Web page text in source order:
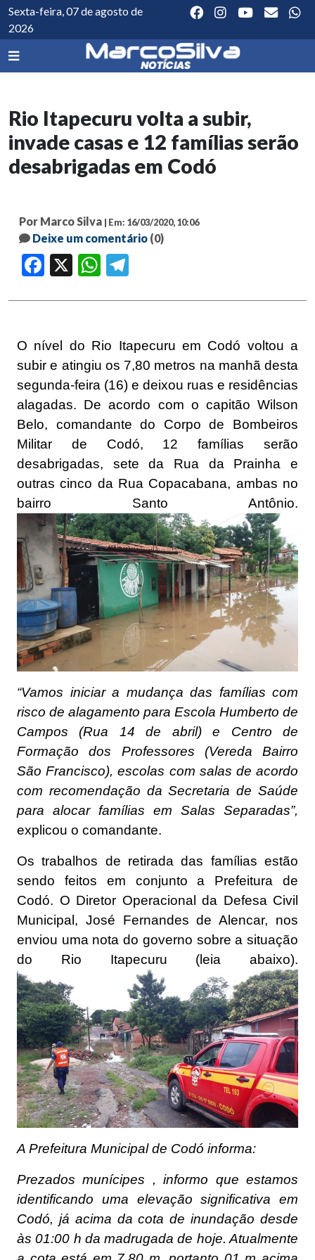
Sexta-feira, 07 de agosto de
2026
Rio Itapecuru volta a subir,
invade casas e 12 famílias serão
desabrigadas em Codó
Por Marco Silva | Em: 16/03/2020, 10:06
Deixe um comentário (0)
Facebook WhatsApp
O nível do Rio Itapecuru em Codó voltou a
subir e atingiu os 7,80 metros na manhã desta
segunda-feira (16) e deixou ruas e residências
alagadas. De acordo com o capitão Wilson
Belo, comandante do Corpo de Bombeiros
Militar de Codó, 12 famílias serão
desabrigadas, sete da Rua da Prainha e
outras cinco da Rua Copacabana, ambas no
bairro Santo Antônio.
“Vamos iniciar a mudança das famílias com
risco de alagamento para Escola Humberto de
Campos (Rua 14 de abril) e Centro de
Formação dos Professores (Vereda Bairro
São Francisco), escolas com salas de acordo
com recomendação da Secretaria de Saúde
para alocar famílias em Salas Separadas”,
explicou o comandante.
Os trabalhos de retirada das famílias estão
sendo feitos em conjunto a Prefeitura de
Codó. O Diretor Operacional da Defesa Civil
Municipal, José Fernandes de Alencar, nos
enviou uma nota do governo sobre a situação
do Rio Itapecuru (leia abaixo).
A Prefeitura Municipal de Codó informa:
Prezados munícipes , informo que estamos
identificando uma elevação significativa em
Codó, já acima da cota de inundação desde
às 01:00 h da madrugada de hoje. Atualmente